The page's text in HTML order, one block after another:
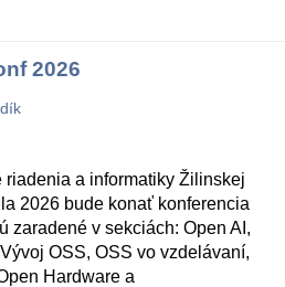
2026
riadenia a informatiky Žilinskej
2026 bude konať konferencia
zaradené v sekciách: Open AI,
OSS, OSS vo vzdelávaní,
Hardware a